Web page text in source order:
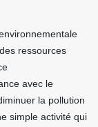
ressources
avec le
la pollution
simple activité qui